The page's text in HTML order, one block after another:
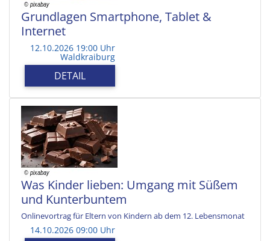
Grundlagen Smartphone, Tablet &
Internet
12.10.2026 19:00 Uhr
Waldkraiburg
DETAIL
Was Kinder lieben: Umgang mit Süßem
und Kunterbuntem
Onlinevortrag für Eltern von Kindern ab dem 12. Lebensmonat
14.10.2026 09:00 Uhr